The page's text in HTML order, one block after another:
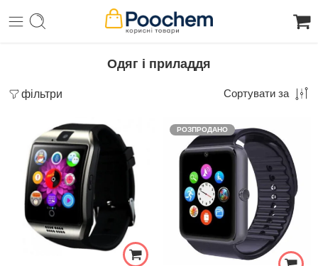
Одяг і приладдя
фільтри Сортувати за
РОЗПРОДАНО